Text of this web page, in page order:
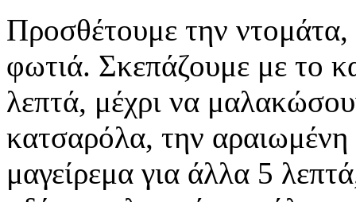
Προσθέτουμε την ντομάτα,
φωτιά. Σκεπάζουμε με το
λεπτά, μέχρι να
κατσαρόλα, την αραιωμένη
μαγείρεμα για άλλα 5